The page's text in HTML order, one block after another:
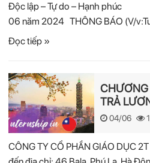
Độc lập – Tự do – Hạnh phúc
06 năm 2024 THÔNG BÁO (V/
Đọc tiếp »
CHƯƠNG
TRẢ
04/06
CÔNG TY CỔ PHẦN GIÁO DỤC